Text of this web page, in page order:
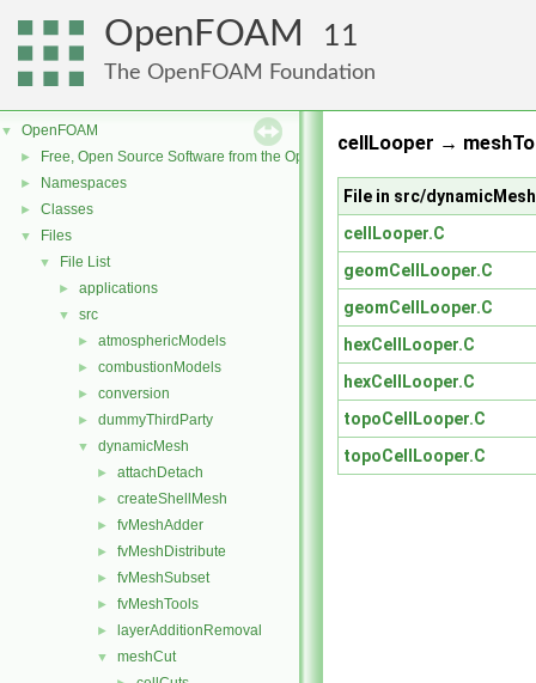
OpenFOAM 11
The OpenFOAM Foundation
▼ OpenFOAM
► Free, Open Source Software from the OpenFOAM Foundation
► Namespaces
► Classes
▼ Files
▼ File List
► applications
▼ src
► atmosphericModels
► combustionModels
► conversion
► dummyThirdParty
▼ dynamicMesh
► attachDetach
► createShellMesh
► fvMeshAdder
► fvMeshDistribute
► fvMeshSubset
► fvMeshTools
► layerAdditionRemoval
▼ meshCut
cellLooper →
File in src/
cellLooper.C
geomCellLooper.C
geomCellLooper.C
hexCellLooper.C
hexCellLooper.C
topoCellLooper.C
topoCellLooper.C